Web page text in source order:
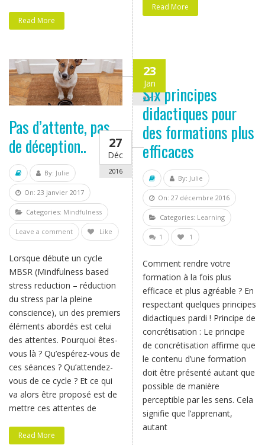
Read More
Read More
23
Jan
2017
Pas d’attente, pas
de déception..
By: Julie
On: 23 janvier 2017
Categories: Mindfulness
Leave a comment Like
Lorsque débute un cycle
MBSR (Mindfulness based
stress reduction – réduction
du stress par la pleine
conscience), un des premiers
éléments abordés est celui
des attentes. Pourquoi êtes-
vous là ? Qu’espérez-vous de
ces séances ? Qu’attendez-
vous de ce cycle ? Et ce qui
va alors être proposé est de
mettre ces attentes de
Read More
27
Déc
2016
Six principes
didactiques pour
des formations plus
efficaces
By: Julie
On: 27 décembre 2016
Categories: Learning
1 1
Comment rendre votre
formation à la fois plus
efficace et plus agréable ? En
respectant quelques principes
didactiques pardi ! Principe de
concrétisation : Le principe
de concrétisation affirme que
le contenu d’une formation
doit être présenté autant que
possible de manière
perceptible par les sens. Cela
signifie que l’apprenant,
autant